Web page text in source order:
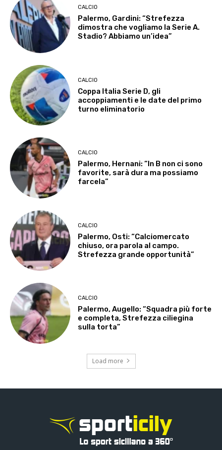
CALCIO
Palermo, Gardini: “Strefezza
dimostra che vogliamo la Serie A.
Stadio? Abbiamo un’idea”
CALCIO
Coppa Italia Serie D, gli
accoppiamenti e le date del primo
turno eliminatorio
CALCIO
Palermo, Hernani: “In B non ci sono
favorite, sarà dura ma possiamo
farcela”
CALCIO
Palermo, Osti: “Calciomercato
chiuso, ora parola al campo.
Strefezza grande opportunità”
CALCIO
Palermo, Augello: “Squadra più forte
e completa, Strefezza ciliegina
sulla torta”
Load more